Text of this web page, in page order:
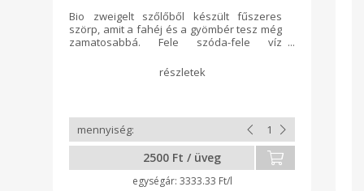
Bio zweigelt szőlőből készült fűszeres
szörp, amit a fahéj és a gyömbér tesz még
zamatosabbá. Fele szóda-fele víz
2500 Ft / üveg
3333.33 Ft/l